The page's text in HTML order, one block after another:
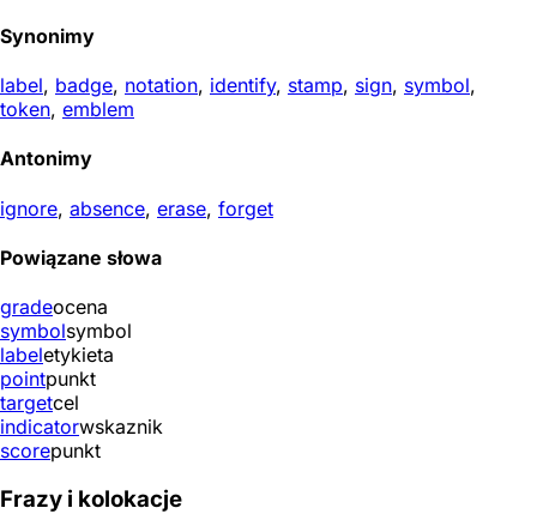
Synonimy
label, badge, notation, identify, stamp, sign, symbol,
token, emblem
Antonimy
ignore, absence, erase, forget
Powiązane słowa
gradeocena
symbolsymbol
labeletykieta
pointpunkt
targetcel
indicatorwskaznik
scorepunkt
Frazy i kolokacje